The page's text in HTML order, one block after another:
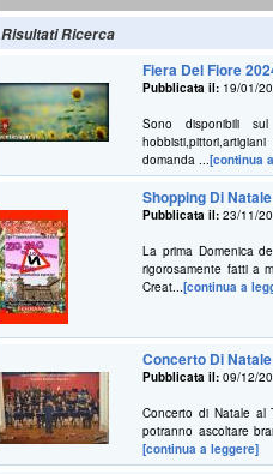
Risultati Ricerca
Fiera Del Fiore
Pubblicata il: 19/01/
Sono disponibili
domanda ...[continua
Shopping Di
Pubblicata il:23/11/
La prima Domenica
rigorosamente fatti a
Creat...[continua a
Concerto Di Natale
Pubblicata il:09/12/
Concerto di Natale al
potranno ascoltare
[continua a leggere]